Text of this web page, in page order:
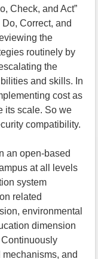
Check, and Act”
Correct, and
the
routinely by
the
and skills. In
cost as
its scale. So we
compatibility.
an open-based
at all levels
system
related
environmental
dimension
and